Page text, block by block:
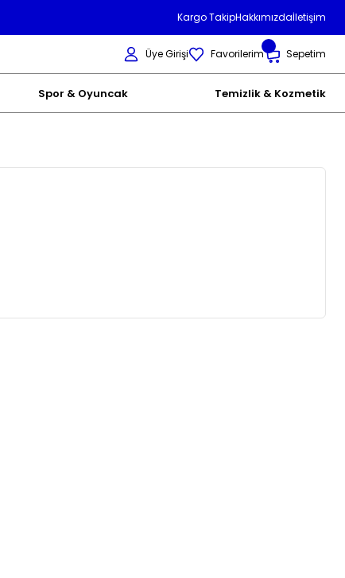
Kargo TakipHakkımızdaİletişim
Üye Girişi Favorilerim Sepetim
Spor & Oyuncak Temizlik & Kozmetik